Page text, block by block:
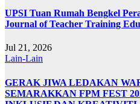
UPSI Tuan Rumah Bengkel
Journal of Teacher Training
Jul 21, 2026
Lain-Lain
GERAK JIWA LEDAKAN
SEMARAKKAN FPM FEST